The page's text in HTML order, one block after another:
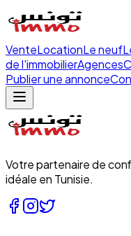
VenteLocationLe neuf
de l'immobilierAgences
Publier une annonce
Votre partenaire de
idéale en Tunisie.